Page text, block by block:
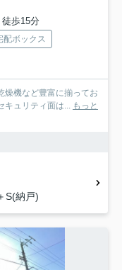
歩15分
配ボックス
燥機など豊富に揃ってお
ュリティ面は...
もっと
S(納戸)